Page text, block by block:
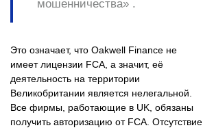
мошенничества» .
Это означает, что Oakwell Finance не
имеет лицензии FCA, а значит, её
деятельность на территории
Великобритании является нелегальной.
Все фирмы, работающие в UK, обязаны
получить авторизацию от FCA. Отсутствие